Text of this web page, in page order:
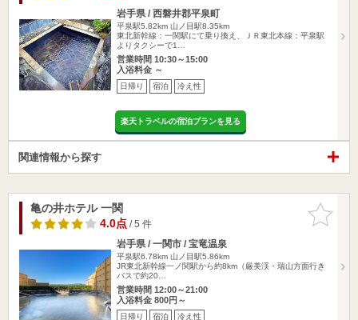
岩手県 / 西磐井郡平泉町
平泉駅5.82km 山ノ目駅8.35km
東北新幹線：一関駅にて乗り換え、ＪＲ東北本線：平泉駅
よりタクシーで1…
営業時間 10:30～15:00
入浴料金 ～
日帰り 宿泊 冷え性
楽天トラベルの宿泊プランを見る
関連情報から探す
お気に入
りに追加
亀の井ホテル 一関
4.0点/ 5 件
岩手県 / 一関市 / 宝竜温泉
平泉駅6.78km 山ノ目駅5.86km
JR東北新幹線一ノ関駅から約8km（厳美渓・瑞山方面行き
バスで約20…
営業時間 12:00～21:00
入浴料金 800円～
日帰り 宿泊 冷え性